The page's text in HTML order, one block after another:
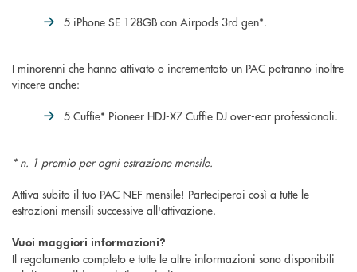
5 iPhone SE 128GB con Airpods 3rd gen*.
I minorenni che hanno attivato o incrementato un PAC potranno inoltre
vincere anche:
5 Cuffie* Pioneer HDJ-X7 Cuffie DJ over-ear professionali.
* n. 1 premio per ogni estrazione mensile.
Attiva subito il tuo PAC NEF mensile! Parteciperai così a tutte le
estrazioni mensili successive all'attivazione.
Vuoi maggiori informazioni?
Il regolamento completo e tutte le altre informazioni sono disponibili